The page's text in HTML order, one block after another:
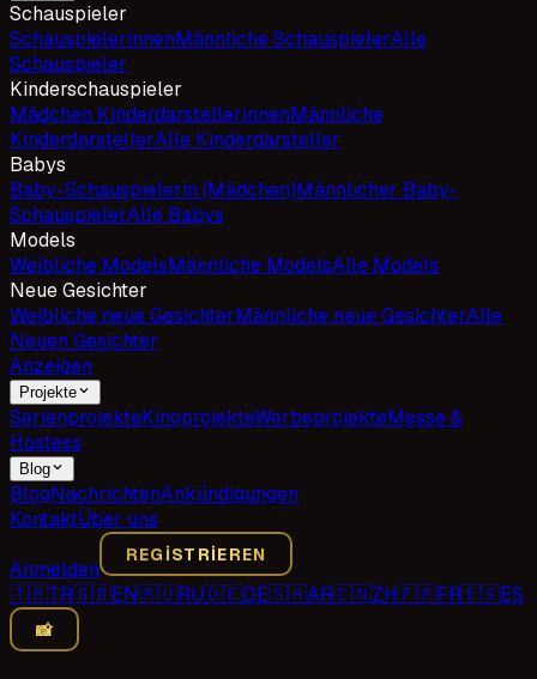
Schauspieler
SchauspielerinnenMännliche SchauspielerAlle
Schauspieler
Kinderschauspieler
Mädchen KinderdarstellerinnenMännliche
KinderdarstellerAlle Kinderdarsteller
Babys
Baby-Schauspielerin (Mädchen)Männlicher Baby-
SchauspielerAlle Babys
Models
Weibliche ModelsMännliche ModelsAlle Models
Neue Gesichter
Weibliche neue GesichterMännliche neue GesichterAlle
Neuen Gesichter
Anzeigen
Projekte
SerienprojekteKinoprojekteWerbeprojekteMesse &
Hostess
Blog
BlogNachrichtenAnkündigungen
KontaktÜber uns
Anmelden
REGISTRIEREN
🇹🇷TR🇬🇧EN🇷🇺RU🇩🇪DE🇸🇦AR🇨🇳ZH🇫🇷FR🇪🇸ES
📸